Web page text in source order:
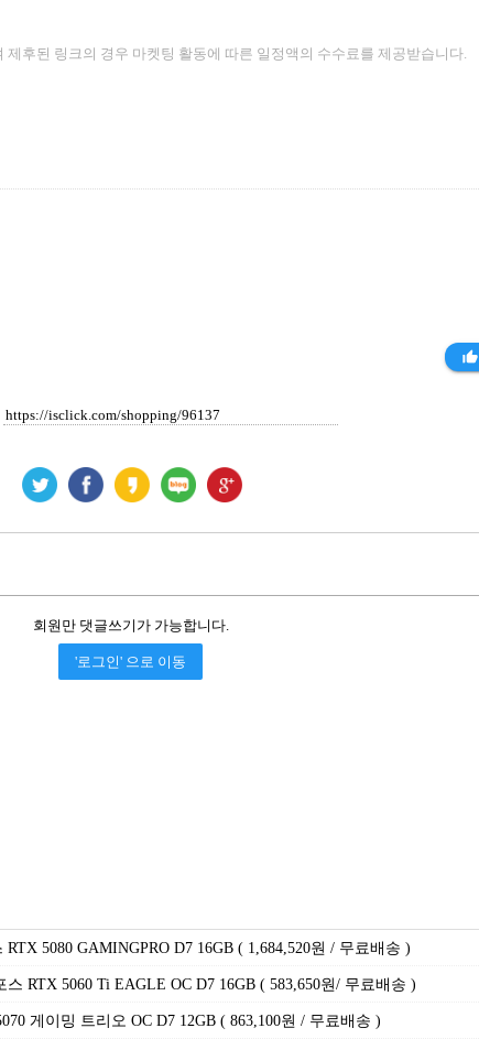
후된 링크의 경우 마켓팅 활동에 따른 일정액의 수수료를 제공받습니다.
thumb_up_alt
회원만 댓글쓰기가 가능합니다.
'로그인' 으로 이동
5080 GAMINGPRO D7 16GB ( 1,684,520원 / 무료배송 )
RTX 5060 Ti EAGLE OC D7 16GB ( 583,650원/ 무료배송 )
게이밍 트리오 OC D7 12GB ( 863,100원 / 무료배송 )